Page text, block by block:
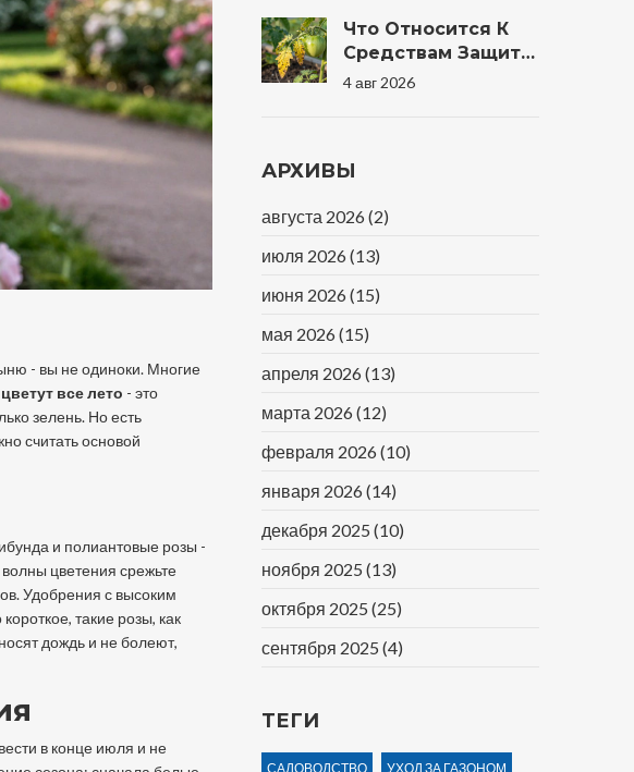
- вы не одиноки. Многие
все лето - это
зелень. Но есть
считать основой
и полиантовые розы -
цветения срежьте
Удобрения с высоким
такие розы, как
дождь и не болеют,
в конце июля и не
Что Относится К
Средствам Защиты
Растений: Полный
4 авг 2026
АРХИВЫ
августа 2026 (2)
июля 2026 (13)
июня 2026 (15)
мая 2026 (15)
апреля 2026 (13)
марта 2026 (12)
февраля 2026 (10)
января 2026 (14)
декабря 2025 (10)
ноября 2025 (13)
октября 2025 (25)
сентября 2025 (4)
ТЕГИ
САДОВОДСТВО УХОД ЗА ГАЗОНОМ